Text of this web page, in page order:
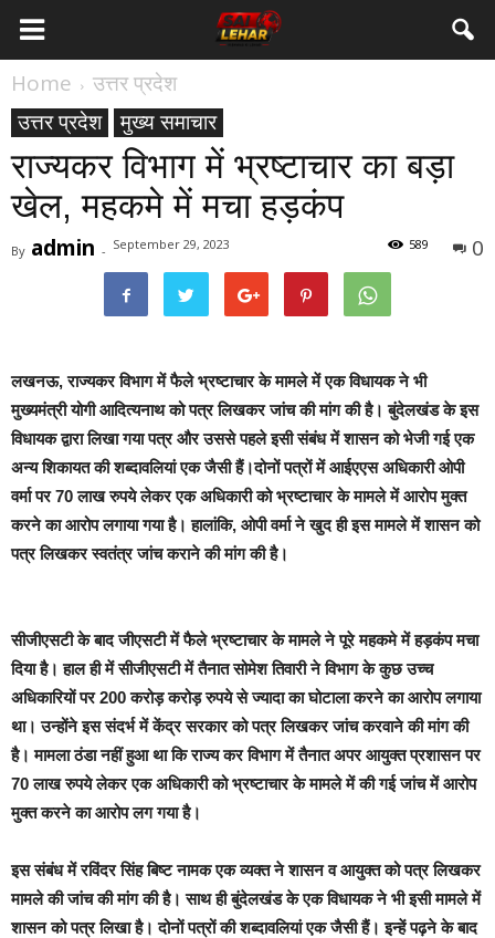
Home
उत्तर प्रदेश
उत्तर प्रदेश
मुख्य समाचार
राज्यकर विभाग में भ्रष्टाचार का बड़ा
खेल, महकमे में मचा हड़कंप
By admin - September 29, 2023 0
589
लखनऊ,राज्यकर विभाग में फैले भ्रष्टाचार के मामले में एक विधायक ने भी
मुख्यमंत्री योगी आदित्यनाथ को पत्र लिखकर जांच की मांग की है। बुंदेलखंड के इस
विधायक द्वारा लिखा गया पत्र और उससे पहले इसी संबंध में शासन को भेजी गई एक
अन्य शिकायत की शब्दावलियां एक जैसी हैं।दोनों पत्रों में आईएएस अधिकारी ओपी
वर्मा पर 70 लाख रुपये लेकर एक अधिकारी को भ्रष्टाचार के मामले में आरोप मुक्त
करने का आरोप लगाया गया है। हालांकि, ओपी वर्मा ने खुद ही इस मामले में शासन को
पत्र लिखकर स्वतंत्र जांच कराने की मांग की है।
सीजीएसटी के बाद जीएसटी में फैले भ्रष्टाचार के मामले ने पूरे महकमे में हड़कंप मचा
दिया है। हाल ही में सीजीएसटी में तैनात सोमेश तिवारी ने विभाग के कुछ उच्च
अधिकारियों पर 200 करोड़ करोड़ रुपये से ज्यादा का घोटाला करने का आरोप लगाया
था। उन्होंने इस संदर्भ में केंद्र सरकार को पत्र लिखकर जांच करवाने की मांग की
है। मामला ठंडा नहीं हुआ था कि राज्य कर विभाग में तैनात अपर आयुक्त प्रशासन पर
70 लाख रुपये लेकर एक अधिकारी को भ्रष्टाचार के मामले में की गई जांच में आरोप
मुक्त करने का आरोप लग गया है।
इस संबंध में रविंदर सिंह बिष्ट नामक एक व्यक्त ने शासन व आयुक्त को पत्र लिखकर
मामले की जांच की मांग की है। साथ ही बुंदेलखंड के एक विधायक ने भी इसी मामले में
शासन को पत्र लिखा है। दोनों पत्रों की शब्दावलियां एक जैसी हैं। इन्हें पढ़ने के बाद